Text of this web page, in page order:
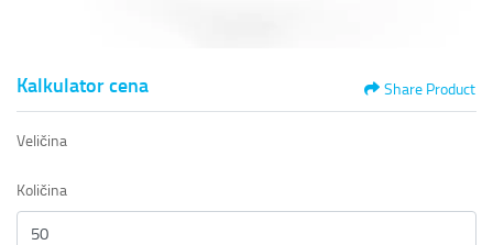
Kalkulator cena Share Product
Veličina
Količina